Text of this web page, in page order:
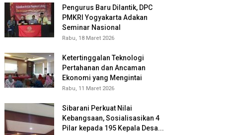
Pengurus Baru Dilantik, DPC
PMKRI Yogyakarta Adakan
Seminar Nasional
Rabu, 18 Maret 2026
Ketertinggalan Teknologi
Pertahanan dan Ancaman
Ekonomi yang Mengintai
Rabu, 11 Maret 2026
Sibarani Perkuat Nilai
Kebangsaan, Sosialisasikan 4
Pilar kepada 195 Kepala Desa...